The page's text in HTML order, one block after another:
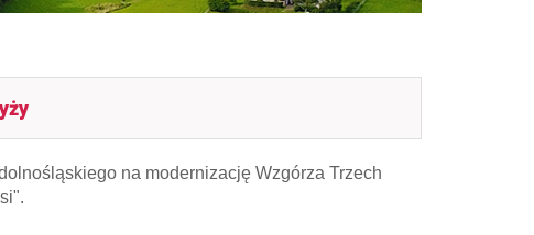
na modernizację Wzgórza Trzech